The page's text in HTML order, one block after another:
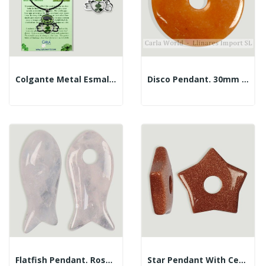
Colgante Metal Esmalte Con Trébol. Modelo Niño Disco Pendant. 30mm Calcite Orange
Flatfish Pendant. Rose Quartz. 10 X 21 Mm. Star Pendant With Center Hole. Gold Aventurine....